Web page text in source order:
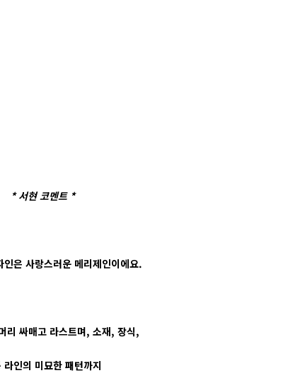
* 서현 코멘트 *
인은 사랑스러운 메리제인이에요.
리 싸매고 라스트며, 소재, 장식,
라인의 미묘한 패턴까지